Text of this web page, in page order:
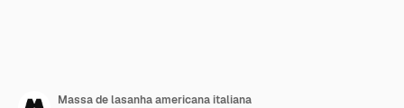
Massa de lasanha americana italiana